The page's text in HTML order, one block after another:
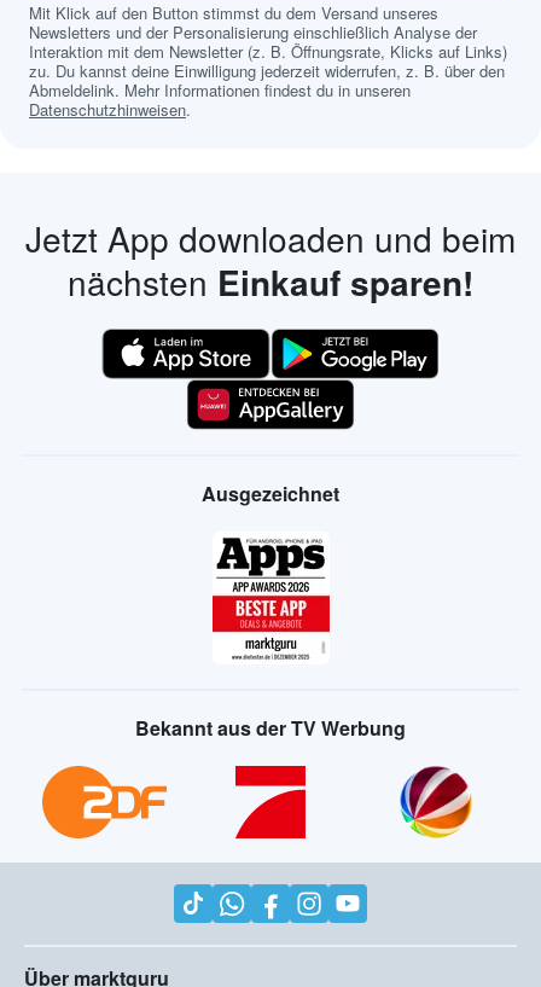
Mit Klick auf den Button stimmst du dem Versand unseres
Newsletters und der Personalisierung einschließlich Analyse der
Interaktion mit dem Newsletter (z. B. Öffnungsrate, Klicks auf Links)
zu. Du kannst deine Einwilligung jederzeit widerrufen, z. B. über den
Abmeldelink. Mehr Informationen findest du in unseren
Datenschutzhinweisen.
Jetzt App downloaden und beim
nächsten Einkauf sparen!
Ausgezeichnet
Bekannt aus der TV Werbung
Über marktguru